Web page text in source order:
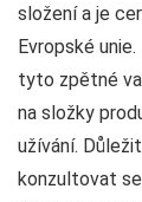
složení a je
Evropské
tyto zpětné
na složky
užívání.
konzultovat